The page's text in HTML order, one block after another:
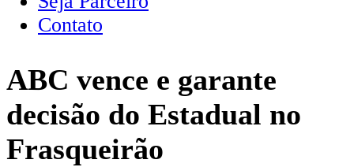
Contato
ABC vence e garante
decisão do Estadual no
Frasqueirão